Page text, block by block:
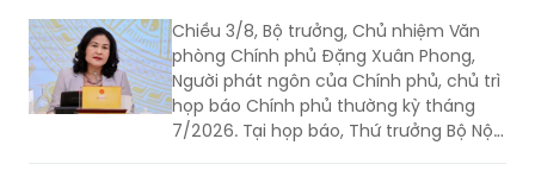
Chiều 3/8, Bộ trưởng, Chủ nhiệm Văn
phòng Chính phủ Đặng Xuân Phong,
Người phát ngôn của Chính phủ, chủ trì
họp báo Chính phủ thường kỳ tháng
7/2026. Tại họp báo, Thứ trưởng Bộ Nội